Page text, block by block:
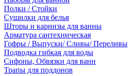
Полки / Стойки
Сушилки для белья
Шторы и карнизы для ванны
Арматура сантехническая
Гофры / Выпуски/ Сливы/ Переливы
Подводка гибкая для воды
Сифоны, Обвязки для ванн
Трапы для поддонов